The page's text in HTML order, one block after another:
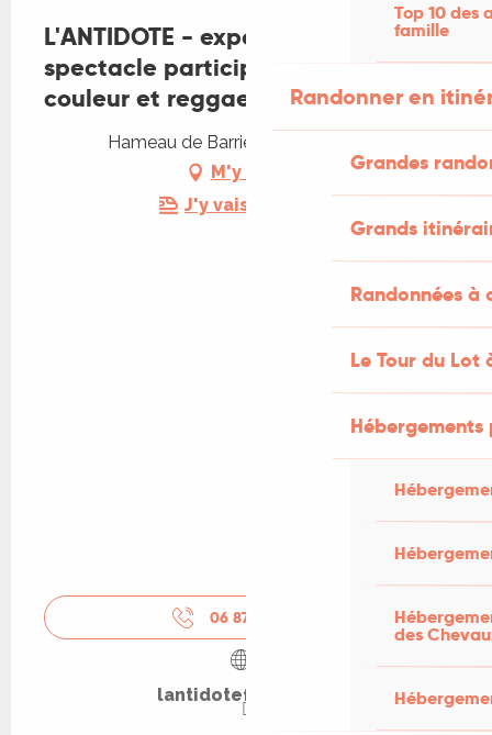
Top 10 des
famille
Randonner en
Grandes
Grands
Randonnées
Le Tour du Lot
des
L'ANTIDOTE - exposition et
spectacle participatif : Zen,
couleur et reggaeton
Hameau de Barrières, 46500 Miers
M'y rendre
J'y vais en train !
06 87 30 74
lantidotefestival.fr